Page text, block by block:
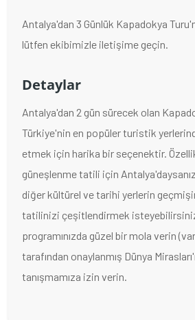
Antalya'dan 3 Günlük Kapadokya
lütfen ekibimizle iletişime geçin.
Detaylar
Antalya'dan 2 gün sürecek olan
Türkiye'nin en popüler turistik
etmek için harika bir seçenektir.
güneşlenme tatili için
diğer kültürel ve tarihi yerlerin
tatilinizi çeşitlendirmek
programınızda güzel bir mola verin
tarafından onaylanmış Dünya
tanışmamıza izin verin.